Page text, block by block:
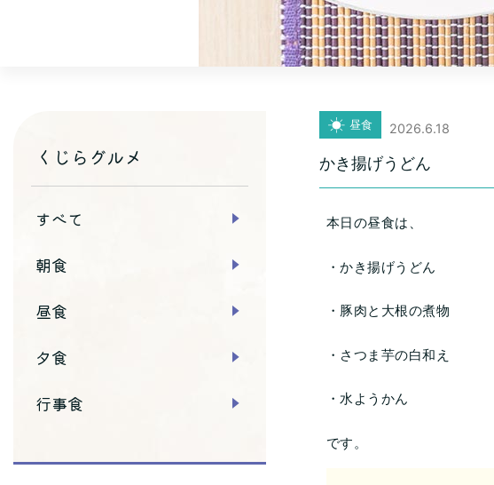
昼食 2026.6.18
かき揚げうどん
本日の昼食は、
・かき揚げうどん
・豚肉と大根の煮物
・さつま芋の白和え
・水ようかん
です。
くじらグルメ
すべて
朝食
昼食
夕食
行事食